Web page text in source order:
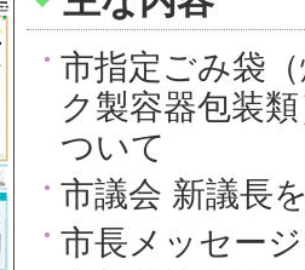
市指定ごみ袋
ク製容器包装
ついて
市議会 新議長
市長メッセージ